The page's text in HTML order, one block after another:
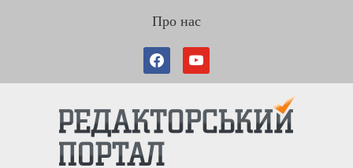
Про нас